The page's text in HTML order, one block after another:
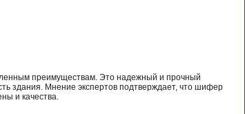
преимуществам. Это надежный и прочный
здания. Мнение экспертов подтверждает, что шифер
и качества.